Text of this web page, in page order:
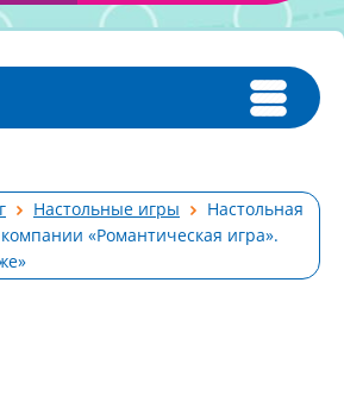
Настольные игры
Настольная
«Романтическая игра».